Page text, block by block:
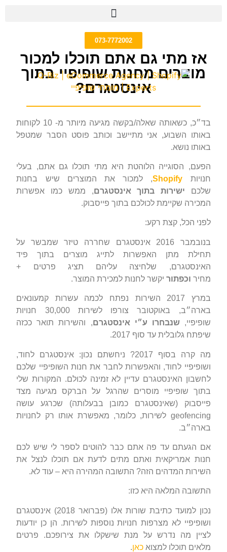
073-7772002
אז מתי גם אתם תוכלו למכור
מוצרים מחנות שופיפיי בתוך
אינסטגרם?
בד״כ, כשאותה שאלה/בקשה מגיעה מיותר מ- 10 לקוחות
באותו השבוע, אני מתיישב וכותב פוסט הסבר שמטפל
באותו נושא.
הפעם, הסוגייה הלוהטת היא מתי תוכלו גם אתם, בעלי
חנויות Shopify, למכור את המוצרים שיש בחנות
שלכם ישירות בתוך אינסטגרם, ממש כמו אפשרות
המכירה שקיימת לכולכם בתוך פייסבוק.
לפני הכל, קצת רקע:
בנובמבר 2016 אינסטגרם שחררה טיזר שמבשר על
תחילת מתן האפשרות לתייג מוצרים בתוך פיד
האינסטגרם, שלחיצה עליהם תציג פרטים +
מחיר וכפתור יקשר לחנות למכירת המוצר.
במרץ 2017 השירות נפתח לכמה עשרות קמעונאים
בארה״ב, באוקטובר צורפו לשירות 30,000 חנויות
שופיפיי,שנבחרו ע״י אינסטגרם, והשירות תואר ככזה
שיפתח גלובלית עד סוף 2017.
מה קרה בסוף 2017? ניחשתם נכון: אינסטגרם לחוד,
ושופיפיי לחוד, והאפשרות לחבר את חנות השופיפיי שלכם
לחשבון האינסטגרם עדיין לא זמינה לכולם. המקורות שלי
בתוך שופיפיי מוסרים שהרגל על הברקס מגיעה מצד
פייסבוק (שאינסטגרם כמובן בבעלותה) שכרגע עושה
geofencing לשירות, כלומר, מאפשרת אותו רק לחנויות
בארה״ב.
אם הגעתם עד פה אתם כבר להוטים לספר לי שיש לכם
חנות אמריקאית ואתם מתים לדעת אם תוכלו לנצל את
השירות המדהים הזה? התשובה המהירה היא – עוד לא.
התשובה המלאה היא כזו:
נכון למועד כתיבת שורות אלו (פברואר 2018) אינסטגרם
ושופיפיי לא מצרפות חנויות נוספות לשירות. הן כן יודעות
לציין מה נדרש על מנת שישקלו את צירופכם. פרטים
מלאים תוכלו למצואכאן.